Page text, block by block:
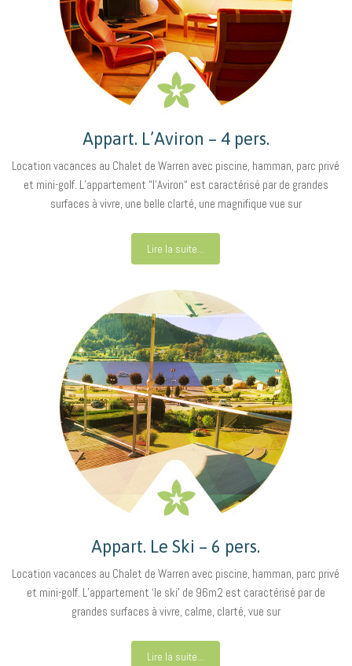
Appart. L’Aviron – 4 pers.
Location vacances au Chalet de Warren avec piscine, hamman, parc privé
et mini-golf. L’appartement “l’Aviron“ est caractérisé par de grandes
surfaces à vivre, une belle clarté, une magnifique vue sur
Lire la suite...
Appart. Le Ski – 6 pers.
Location vacances au Chalet de Warren avec piscine, hamman, parc privé
et mini-golf. L’appartement ‘le ski’ de 96m2 est caractérisé par de
grandes surfaces à vivre, calme, clarté, vue sur
Lire la suite...